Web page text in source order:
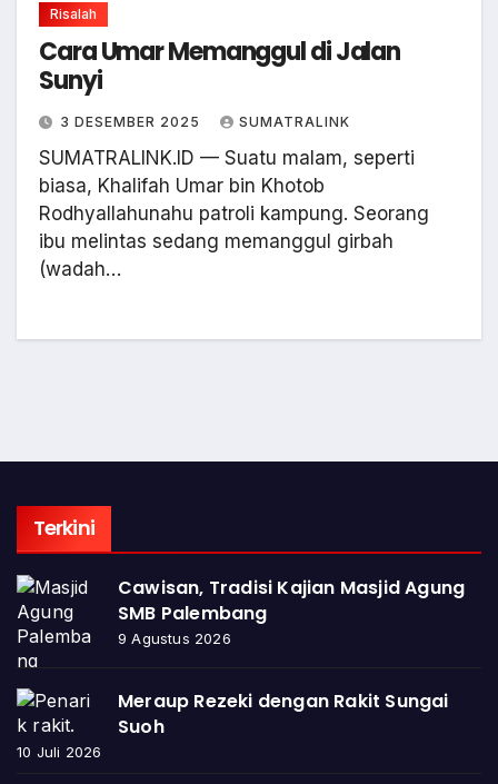
Risalah
Cara Umar Memanggul di Jalan
Sunyi
3 DESEMBER 2025 SUMATRALINK
SUMATRALINK.ID — Suatu malam, seperti
biasa, Khalifah Umar bin Khotob
Rodhyallahunahu patroli kampung. Seorang
ibu melintas sedang memanggul girbah
(wadah…
Terkini
Cawisan, Tradisi Kajian Masjid Agung
SMB Palembang
9 Agustus 2026
Meraup Rezeki dengan Rakit Sungai
Suoh
10 Juli 2026